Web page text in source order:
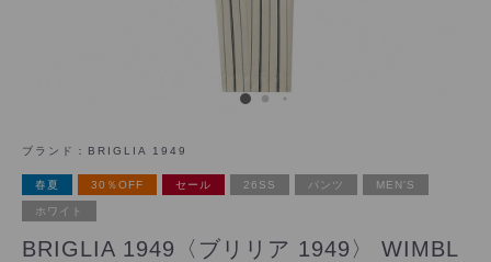
ブランド： BRIGLIA 1949
春夏 30％OFF セール 26SS パンツ MEN'S
ホワイト
BRIGLIA 1949〈ブリリア 1949〉 WIMBL